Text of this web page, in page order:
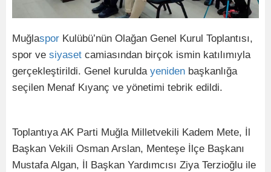
Muğlaspor Kulübü’nün Olağan Genel Kurul Toplantısı,
spor ve siyaset camiasından birçok ismin katılımıyla
gerçekleştirildi. Genel kurulda yeniden başkanlığa
seçilen Menaf Kıyanç ve yönetimi tebrik edildi.
Toplantıya AK Parti Muğla Milletvekili Kadem Mete, İl
Başkan Vekili Osman Arslan, Menteşe İlçe Başkanı
Mustafa Algan, İl Başkan Yardımcısı Ziya Terzioğlu ile